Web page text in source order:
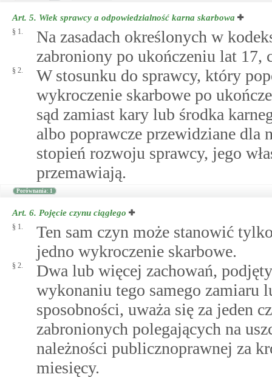
Art. 5. Wiek sprawcy a odpowiedzialność karna skarbowa
§ 1.
Na zasadach określonych w
zabroniony po ukończeniu lat 17,
§ 2.
W stosunku do sprawcy, który
wykroczenie skarbowe po
sąd zamiast kary lub środka
albo poprawcze przewidziane
stopień rozwoju sprawcy, jego
przemawiają.
Porównania: 1
Art. 6. Pojęcie czynu ciągłego
§ 1.
Ten sam czyn może stanowić
jedno wykroczenie skarbowe.
§ 2.
Dwa lub więcej zachowań,
wykonaniu tego samego zamiaru
sposobności, uważa się za jeden
zabronionych polegających na
należności publicznoprawnej za
miesięcy.